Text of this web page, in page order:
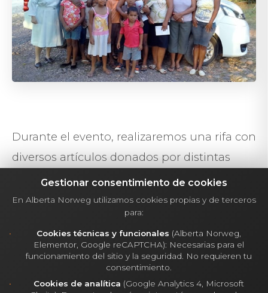
Durante el evento, realizaremos una rifa con
diversos artículos donados por distintas
empresas colaboradoras. Además, será una
noche especial en la que rendiremos
homenaje a dos figuras destacadas de la
fundación: la Hermana Charo y la
Hermana Paqui. Esta última ha sido una
figura clave en eventos anteriores, como el
Gestionar consentimiento de cookies
En Alberta Norweg utilizamos cookies propias y de terceros
para:
Cookies técnicas y funcionales (Alberta Norweg,
Elementor, Google reCAPTCHA): Necesarias para el
funcionamiento del sitio y la seguridad. No requieren tu
consentimiento.
Cookies de analítica (Google Analytics 4, Microsoft